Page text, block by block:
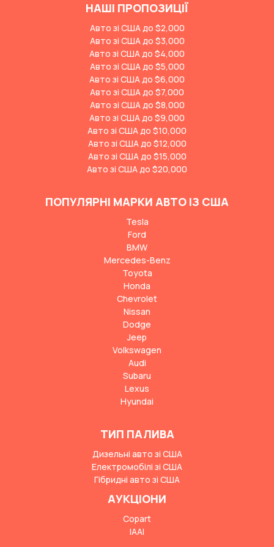
НАШІ ПРОПОЗИЦІЇ
Авто зі США до $2,000
Авто зі США до $3,000
Авто зі США до $4,000
Авто зі США до $5,000
Авто зі США до $6,000
Авто зі США до $7,000
Авто зі США до $8,000
Авто зі США до $9,000
Авто зі США до $10,000
Авто зі США до $12,000
Авто зі США до $15,000
Авто зі США до $20,000
ПОПУЛЯРНІ МАРКИ АВТО ІЗ США
Tesla
Ford
BMW
Mercedes-Benz
Toyota
Honda
Chevrolet
Nissan
Dodge
Jeep
Volkswagen
Audi
Subaru
Lexus
Hyundai
ТИП ПАЛИВА
Дизельні авто зі США
Електромобілі зі США
Гібридні авто зі США
АУКЦІОНИ
Copart
IAAI